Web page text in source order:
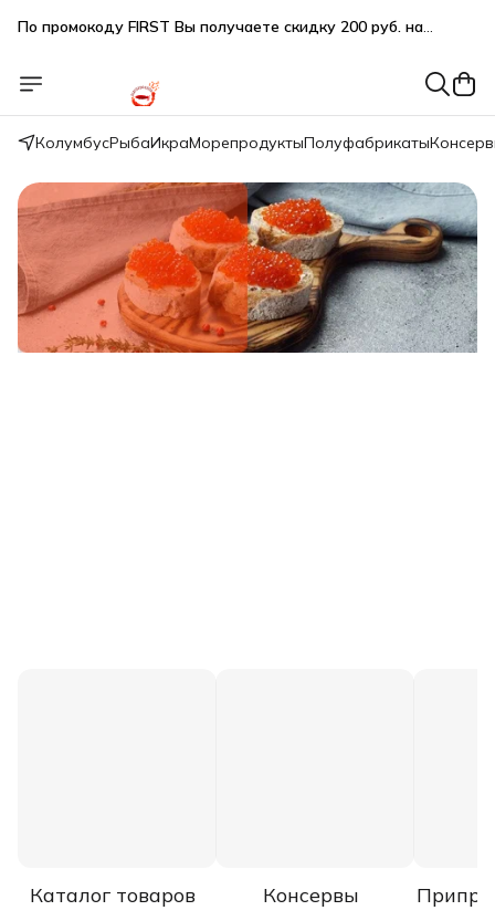
первую покупку при заказе на сумму от 2000 руб.
🔥 3% дополнительная скидка при оплате наличными
КолумбусРыбаИкраМорепродуктыПолуфабрикаты
Каталог товаров Консервы